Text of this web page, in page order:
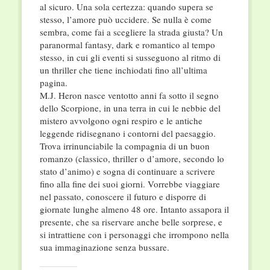
al sicuro. Una sola certezza: quando supera se
stesso, l’amore può uccidere. Se nulla è come
sembra, come fai a scegliere la strada giusta? Un
paranormal fantasy, dark e romantico al tempo
stesso, in cui gli eventi si susseguono al ritmo di
un thriller che tiene inchiodati fino all’ultima
pagina.
M.J. Heron nasce ventotto anni fa sotto il segno
dello Scorpione, in una terra in cui le nebbie del
mistero avvolgono ogni respiro e le antiche
leggende ridisegnano i contorni del paesaggio.
Trova irrinunciabile la compagnia di un buon
romanzo (classico, thriller o d’amore, secondo lo
stato d’animo) e sogna di continuare a scrivere
fino alla fine dei suoi giorni. Vorrebbe viaggiare
nel passato, conoscere il futuro e disporre di
giornate lunghe almeno 48 ore. Intanto assapora il
presente, che sa riservare anche belle sorprese, e
si intrattiene con i personaggi che irrompono nella
sua immaginazione senza bussare.